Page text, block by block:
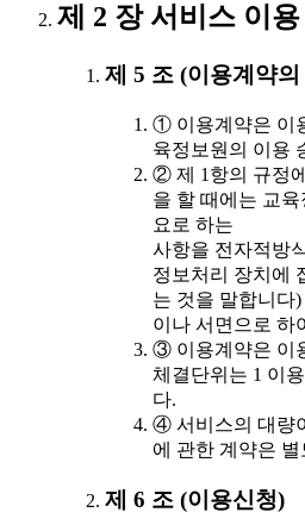
제 2 장 서비스 이
제 5 조 (이용계약
① 이용계약은 이
육정보원의 이용
② 제 1항의 규정
을 할 때에는 교
요로 하는
사항을 전자적방
정보처리 장치에
는 것을 말합니다)
이나 서면으로 하
③ 이용계약은 이
체결단위는 1 이
다.
④ 서비스의 대량
에 관한 계약은
제 6 조 (이용신청)